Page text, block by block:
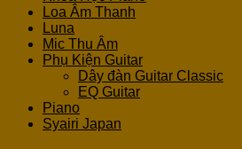
Loa Âm Thanh
Luna
Mic Thu Âm
Phụ Kiện Guitar
Dây đàn Guitar Classic
EQ Guitar
Piano
Syairi Japan